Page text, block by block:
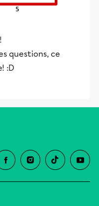
questions, ce
:D